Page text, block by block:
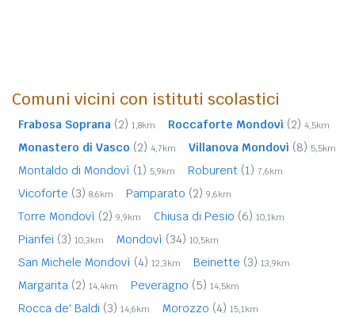
Comuni vicini con istituti scolastici
Frabosa Soprana (2) 1,8km Roccaforte Mondovì (2) 4,5km
Monastero di Vasco (2) 4,7km Villanova Mondovì (8) 5,5km
Montaldo di Mondovì (1) 5,9km Roburent (1) 7,6km
Vicoforte (3) 8,6km Pamparato (2) 9,6km
Torre Mondovì (2) 9,9km Chiusa di Pesio (6) 10,1km
Pianfei (3) 10,3km Mondovì (34) 10,5km
San Michele Mondovì (4) 12,3km Beinette (3) 13,9km
Margarita (2) 14,4km Peveragno (5) 14,5km
Rocca de' Baldi (3) 14,6km Morozzo (4) 15,1km